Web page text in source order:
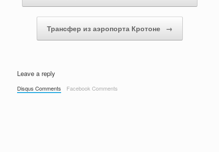
Трансфер из аэропорта Кротоне →
Leave a reply
Disqus Comments Facebook Comments